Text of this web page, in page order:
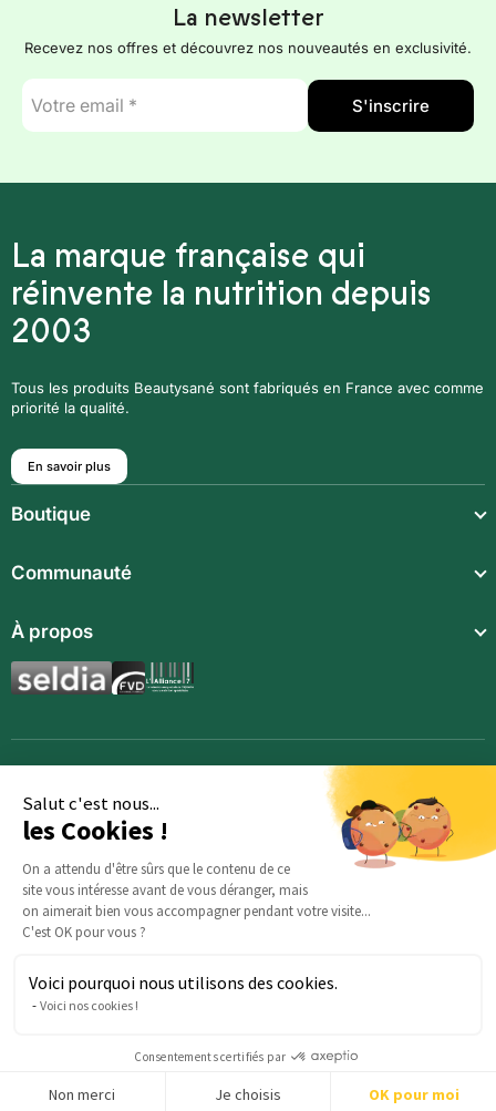
Salut c'est nous...
les Cookies !
On a attendu d'être sûrs que le contenu de ce
site vous intéresse avant de vous déranger, mais
on aimerait bien vous accompagner pendant votre visite...
C'est OK pour vous ?
Voici pourquoi nous utilisons des cookies.
Voici nos cookies !
Consentements certifiés par
Non merci Je choisis OK pour moi
La newsletter
Recevez nos offres et découvrez nos nouveautés en exclusivité.
E-
mail
*
S'inscrire
La marque française qui
réinvente la nutrition depuis
2003
Tous les produits Beautysané sont fabriqués en France avec comme
priorité la qualité.
En savoir plus
Boutique
Compléments alimentaires
Boissons techniques
Communauté
Communauté
Magazine
À propos
Qui sommes-nous ?
Opportunités
Inscription
Demande d’information
Des questions sur votre commande ? : Notre équipe est là
5 avenue Joffre, 57000 Metz, FRANCE |+33 (0)3 69 67 19 19